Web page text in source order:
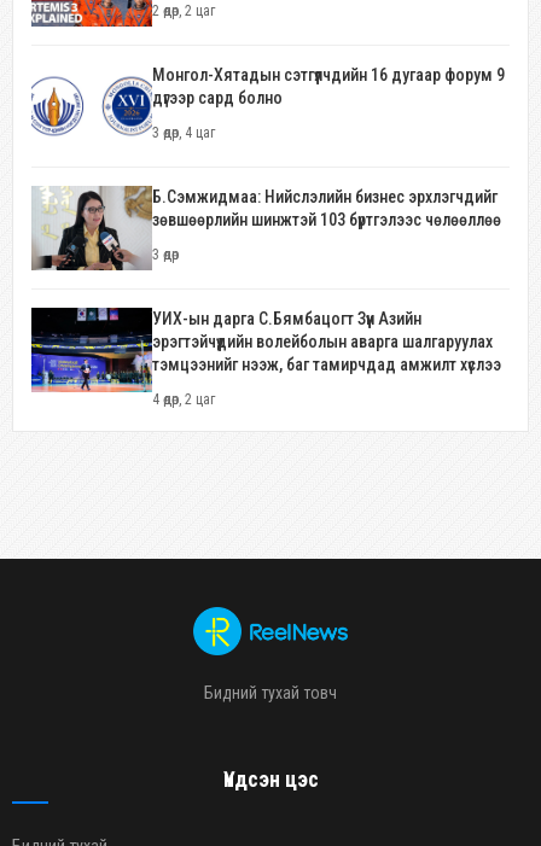
2 өдөр, 2 цаг
Монгол-Хятадын сэтгүүлчдийн 16 дугаар форум 9
дүгээр сард болно
3 өдөр, 4 цаг
Б.Сэмжидмаа: Нийслэлийн бизнес эрхлэгчдийг
зөвшөөрлийн шинжтэй 103 бүртгэлээс чөлөөллөө
3 өдөр
УИХ-ын дарга С.Бямбацогт Зүүн Азийн
эрэгтэйчүүдийн волейболын аварга шалгаруулах
тэмцээнийг нээж, баг тамирчдад амжилт хүслээ
4 өдөр, 2 цаг
Бидний тухай товч
Үндсэн цэс